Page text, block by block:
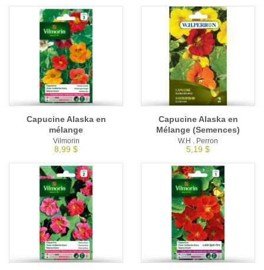
Capucine Alaska en
mélange
Vilmorin
8,99 $
Capucine Alaska en
Mélange (Semences)
W.H . Perron
5,19 $